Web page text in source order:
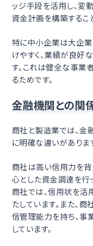
ッジ手段を活用し、変
資金計画を構築するこ
特に中小企業は大企
けやすく、業績が良好
す。これは健全な事業
るためです。
金融機関との関
商社と製造業では、
に明確な違いがありま
商社は高い信用力を
心とした資金調達を行
商社では、信用状を
たしています。また、
信管理能力を持ち、事
しています。